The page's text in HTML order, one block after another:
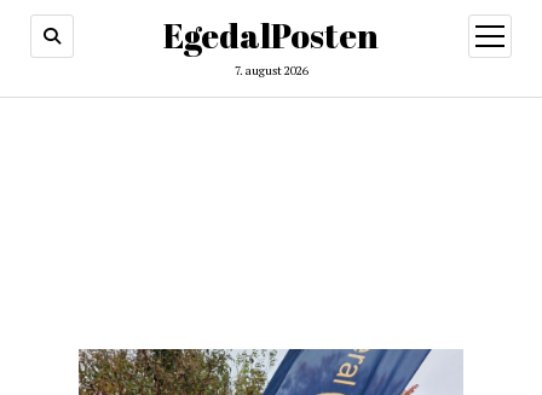
EgedalPosten
7. august 2026
open
menu